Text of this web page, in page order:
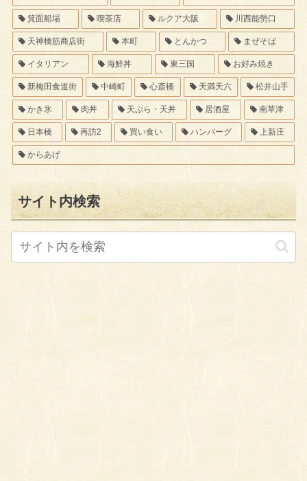
箕面船場 喫茶店 ルクア大阪 川西能勢口
天神橋筋商店街 本町 とんかつ まぜそば
イタリアン 海鮮丼 東三国 お好み焼き
新梅田食道街 中崎町 心斎橋 天満天六 松井山手
かき氷 肉丼 天ぷら・天丼 居酒屋 南草津
日本橋 再訪2 買い食い ハンバーグ 上新庄
からあげ
サイト内検索